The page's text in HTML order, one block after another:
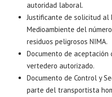
autoridad laboral.
Justificante de solicitud al
Medioambiente del
residuos peligrosos NIMA.
Documento de
vertedero autorizado.
Documento de Control y
parte del transportista